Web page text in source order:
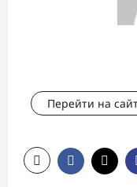
Перейти на